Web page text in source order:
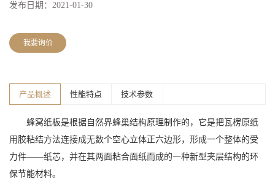
发布日期： 2021-01-30
我要询价
产品概述 性能特点 技术参数
蜂窝纸板是根据自然界蜂巢结构原理制作的，它是把瓦楞原纸
用胶粘结方法连接成无数个空心立体正六边形，形成一个整体的受
力件——纸芯，并在其两面粘合面纸而成的一种新型夹层结构的环
保节能材料。